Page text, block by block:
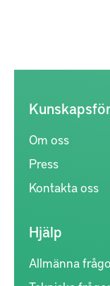
Om oss
Press
Kontakta oss
Hjälp
Allmänna